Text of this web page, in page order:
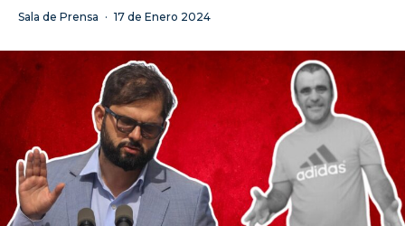
Sala de Prensa · 17 de Enero 2024